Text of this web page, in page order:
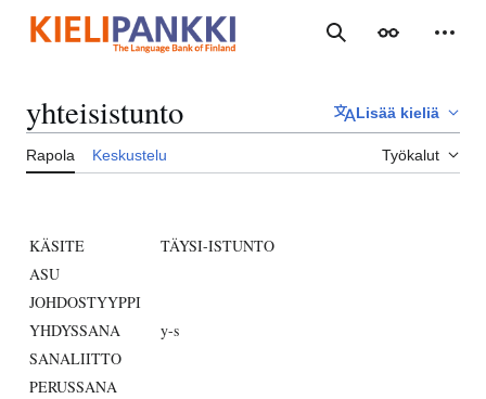
sisältöön
Haku Ulkoasu
yhteisistunto Lisää kieliä
Rapola Keskustelu Työkalut
KÄSITE
TÄYSI-ISTUNTO
ASU
JOHDOSTYYPPI
YHDYSSANA
y-s
SANALIITTO
PERUSSANA